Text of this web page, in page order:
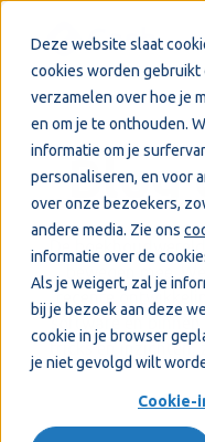
Deze website slaat
cookies worden gebruikt
verzamelen over hoe je
en om je te onthouden.
informatie om je
personaliseren, en voor
over onze bezoekers,
andere media. Zie ons
informatie over de
Als je weigert, zal je
bij je bezoek aan deze
cookie in je browser
je niet gevolgd wilt
Cookie-
Blog
De
bewegen mee.
recente
software en binnen
tricks en inzichten,